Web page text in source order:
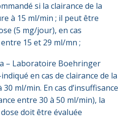
si la clairance de la
à 15 ml/min ; il peut être
(5 mg/jour), en cas
15 et 29 ml/mn ;
– Laboratoire Boehringer
en cas de clairance de la
ml/min. En cas d’insuffisance
entre 30 à 50 ml/min), la
doit être évaluée